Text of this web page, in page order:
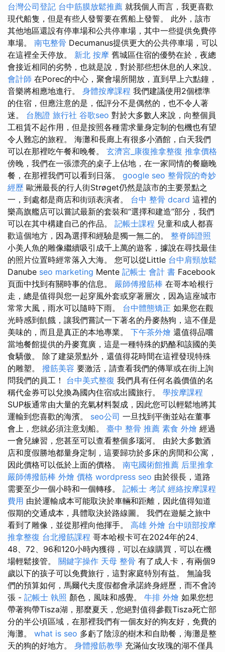
台灣公司登記 台中筋膜放鬆推薦 就我個人而言，我更喜歡
現代船隻，但是有些人發誓要在舊船上發誓。 此外，該市
其他地區還設有停車場和公共停車場，其中一些提供免費停
車場。 南屯整骨 Decumanus提供更大的公共停車場，可以
在這裡全天停放。 新北 按摩 舊城區住宿的優勢在於，夜總
會接近相同的劣勢，也就是說，對於那些想休息的人來說。
會計師 在Porec的中心，聚會場所開放，直到早上六點鐘，
音樂將相應地進行。 身體按摩課程 我們建議使用2個標準
的住宿，但應注意的是，低評分不是偶然的，也不令人著
迷。 台胞證 旅行社 谷歌seo 對於大多數人來說，向整個員
工租賃不起作用，但是按照各種需求量身定制的包機也有望
令人難忘的旅程。 海灘和長廊上有很多小酒館，白天我們
可以在那裡吃午餐和晚餐。 玄濟宮_康復推拿整復 推拿價格
傍晚，我們在一張漂亮的桌子上佔地，在一家同情的餐廳晚
餐，在那裡我們可以看到日落。 google seo 整骨院的奇妙
經歷 歐洲最長的行人街Strøget仍然是該市的主要景點之
一，到處都是商店和街頭表演者。 台中 整骨 dcard 這裡的
樂高旗艦店可以嘗試最新的套裝和“選擇和建造”部分，我們
可以在其中構建自己的作品。 記帳士課程 兒童和成人都喜
歡這個地方，因為選擇和經驗是獨一無二的。 整脊師證照
小美人魚的雕像繼續吸引成千上萬的遊客，據說在尋找最佳
的照片位置時經常落入大海。 您可以從Little 台中肩頸放鬆
Danube seo marketing Mente 記帳士 會計 書 Facebook
頁面中找到有關時事的信息。 嚴師傅撥筋棒 在哥本哈根行
走，總是值得與您一起穿風外套或穿著層次，因為這座城市
常常大風，雨水可以隨時下雨。 台中體態矯正 如果您在觀
光時感到飢餓，讓我們嘗試一下著名的丹麥熱狗，這不僅是
美味的，而且是真正的本地專業。 下午茶外燴 還值得品嚐
當地餐館提供的丹麥寬廣，這是一種特殊的奶酪和該國的美
食驕傲。 除了建築景點外，還值得花時間在這裡發現特殊
的雕塑。 撥筋美容 要激活，請查看我們的傳單或在街上詢
問我們的員工！ 台中美式整復 我們具有任何名義價值的名
稱代金券可以兌換為國內住宿或出國旅行。 學按摩課程
SUP板通常由大量的充氣材料製成，因此您可以輕鬆地將其
運輸到您喜歡的海濱。 seo公司 一旦找到平衡並站在董事
會上，您就必須注意划船。 臺中 整骨 推薦 素食 外燴 經過
一會兒練習，您甚至可以查看整個多瑙河。 由於大多數酒
店和度假勝地都量身定制，這要歸功於多床的房間和公寓，
因此價格可以低於上面的價格。 南屯國術館推薦 后里推拿
嚴師傅撥筋棒 外燴 價格 wordpress seo 由於很長，道路
需要至少一個小時和一個轉移。 記帳士 考試 經絡按摩課程
費用 由於運輸成本可能取決於車輛和距離，因此值得知道
假期的交通成本，具體取決於路線圖​​。 我們在遊艇之旅中
看到了雕像，並從那裡向他揮手。 高雄 外燴 台中頭部按摩
推拿整復 台北撥筋課程 哥本哈根卡可在2024年的24、
48、72、96和120小時內獲得，可以在線購買，可以在機
場輕鬆接管。 關鍵字操作 天母 整骨 有了成人卡，有兩個9
歲以下的孩子可以免費旅行，這對家庭特別有益。 無論我
們的預算如何，馬爾代夫度假都會承諾終身經歷，而不會誇
張 - 記帳士 執照 顏色，風味和感覺。 牛排 外燴 如果您想
帶著狗帶Tisza湖，那麼夏天，您絕對值得參觀Tisza死亡部
分的半公頃區域，在那裡我們有一個友好的狗友好，免費的
海灘。 what is seo 多虧了陰涼的樹木和自助餐，海灘是整
天的狗的好地方。 身體撥筋教學 充滿仙女玫瑰的湖不僅具